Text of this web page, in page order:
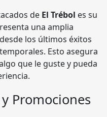
de El Trébol es su
una amplia
los últimos éxitos
Esto asegura
que le guste y pueda
Promociones